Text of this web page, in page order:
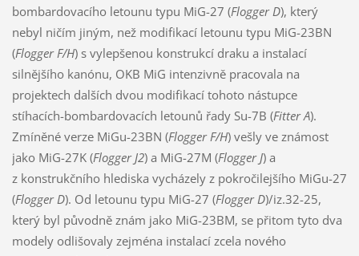
bombardovacího letounu typu MiG-27 (Flogger D), který
nebyl ničím jiným, než modifikací letounu typu MiG-23BN
(Flogger F/H) s vylepšenou konstrukcí draku a instalací
silnějšího kanónu, OKB MiG intenzivně pracovala na
projektech dalších dvou modifikací tohoto nástupce
stíhacích-bombardovacích letounů řady Su-7B (Fitter A).
Zmíněné verze MiGu-23BN (Flogger F/H) vešly ve známost
jako MiG-27K (Flogger J2) a MiG-27M (Flogger J) a
z konstrukčního hlediska vycházely z pokročilejšího MiGu-27
(Flogger D). Od letounu typu MiG-27 (Flogger D)/iz.32-25,
který byl původně znám jako MiG-23BM, se přitom tyto dva
modely odlišovaly zejména instalací zcela nového